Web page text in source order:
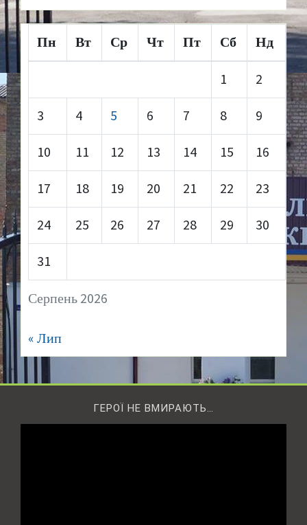
Серпень 2026
Пн Вт Ср Чт Пт Сб Нд
1 2
3 4 5 6 7 8 9
10 11 12 13 14 15 16
17 18 19 20 21 22 23
24 25 26 27 28 29 30
31
« Лип
ГЕРОЇ НЕ ВМИРАЮТЬ…